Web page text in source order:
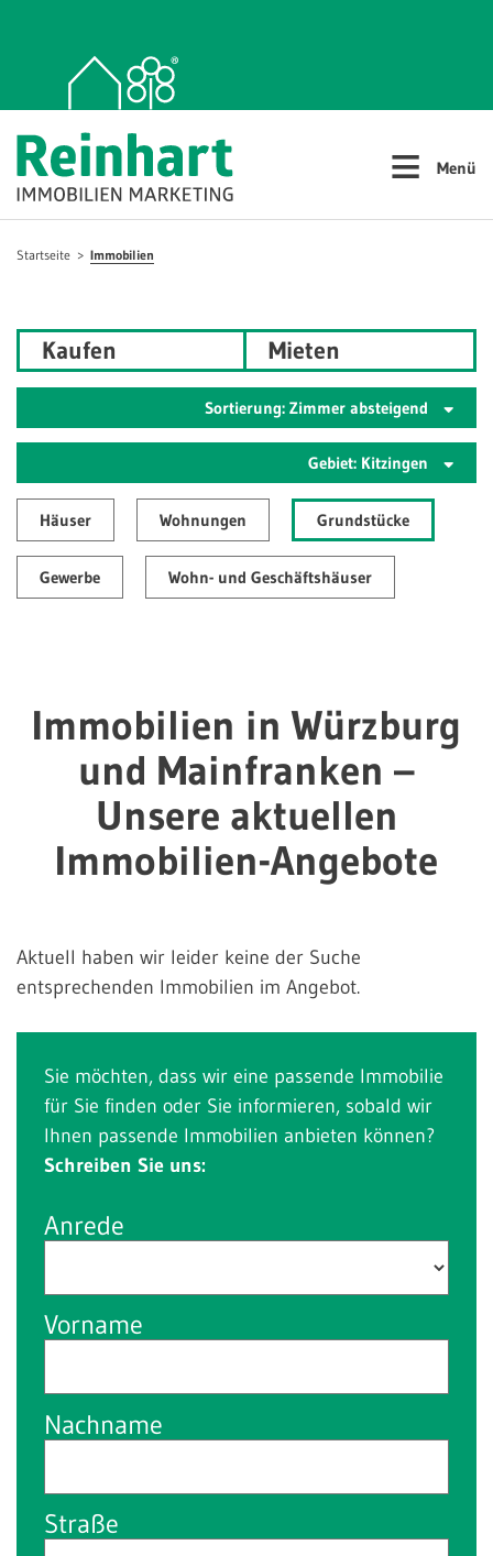
≡ Menü
Startseite Immobilien
Kaufen Mieten
Sortierung: Zimmer absteigend
Gebiet: Kitzingen
Häuser Wohnungen Grundstücke
Gewerbe Wohn- und Geschäftshäuser
Immobilien in Würzburg
und Mainfranken –
Unsere aktuellen
Immobilien-Angebote
Aktuell haben wir leider keine der Suche
entsprechenden Immobilien im Angebot.
Sie möchten, dass wir eine passende Immobilie
für Sie finden oder Sie informieren, sobald wir
Ihnen passende Immobilien anbieten können?
Schreiben Sie uns:
Anrede
Vorname
Nachname
Straße